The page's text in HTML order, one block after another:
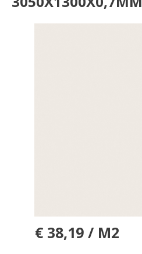
€ 38,19 / M2